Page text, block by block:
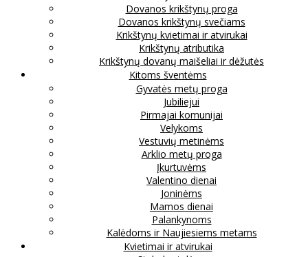
Dovanos krikštynų proga
Dovanos krikštynų svečiams
Krikštynų kvietimai ir atvirukai
Krikštynų atributika
Krikštynų dovanų maišeliai ir dėžutės
Kitoms šventėms
Gyvatės metų proga
Jubiliejui
Pirmajai komunijai
Velykoms
Vestuvių metinėms
Arklio metų proga
Įkurtuvėms
Valentino dienai
Joninėms
Mamos dienai
Palankynoms
Kalėdoms ir Naujiesiems metams
Kvietimai ir atvirukai